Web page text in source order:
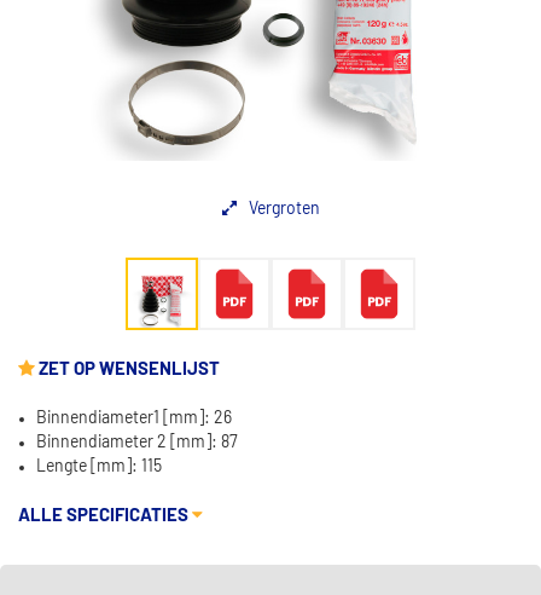
Vergroten
ZET OP WENSENLIJST
Binnendiameter1 [mm]: 26
Binnendiameter 2 [mm]: 87
Lengte [mm]: 115
ALLE SPECIFICATIES